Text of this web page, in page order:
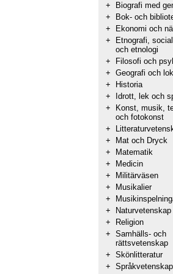
+
Biografi med
+
Bok- och
+
Ekonomi och
+
Etnografi,
och etnologi
+
Filosofi och
+ Geografi och
+
Historia
+
Idrott, lek och
+
Konst, musik,
och fotokonst
+
+
Mat och Dryck
+
Matematik
+
Medicin
+
Militärväsen
+
Musikalier
+
+
Naturvetenskap
+
Religion
+ Samhälls- och
rättsvetenskap
+ Skönlitteratur
+ Språkvetenskap